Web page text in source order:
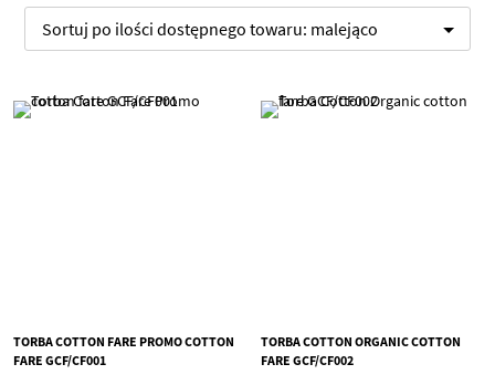
Sortuj po ilości dostępnego towaru: malejąco
TORBA COTTON FARE PROMO COTTON
FARE GCF/CF001
TORBA COTTON ORGANIC COTTON
FARE GCF/CF002